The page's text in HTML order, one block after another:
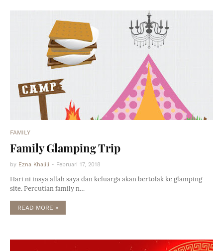
FAMILY
Family Glamping Trip
by Ezna Khalili - Februari 17, 2018
Hari ni insya allah saya dan keluarga akan bertolak ke glamping
site. Percutian family n…
READ MORE »